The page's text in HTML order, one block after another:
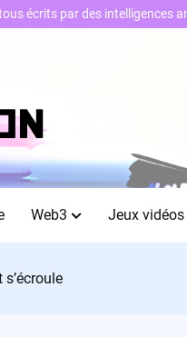
Web3 Jeux vidéos
écrits par des intelligences